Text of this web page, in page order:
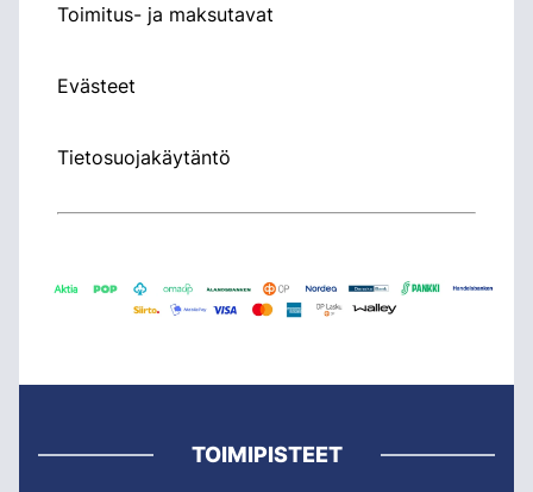
Toimitus- ja maksutavat
Evästeet
Tietosuojakäytäntö
TOIMIPISTEET